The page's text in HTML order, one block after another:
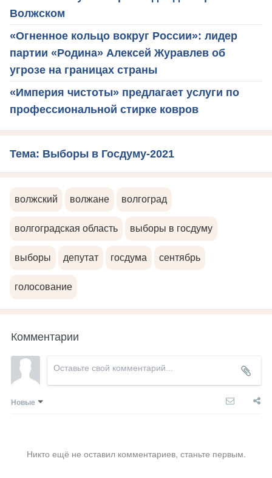
Волжском
«Огненное кольцо вокруг России»: лидер
партии «Родина» Алексей Журавлев об
угрозе на границах страны
«Империя чистоты» предлагает услуги по
профессиональной стирке ковров
Тема: Выборы в Госдуму-2021
волжский волжане волгоград
волгоградская область выборы в госдуму
выборы депутат госдума сентябрь
голосование
Комментарии
Новые
Никто ещё не оставил комментариев, станьте первым.